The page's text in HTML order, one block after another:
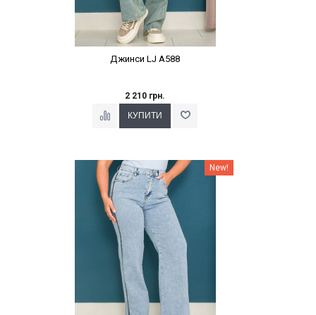
Джинси LJ A588
2 210 грн.
Наклейки Варіант з % New!